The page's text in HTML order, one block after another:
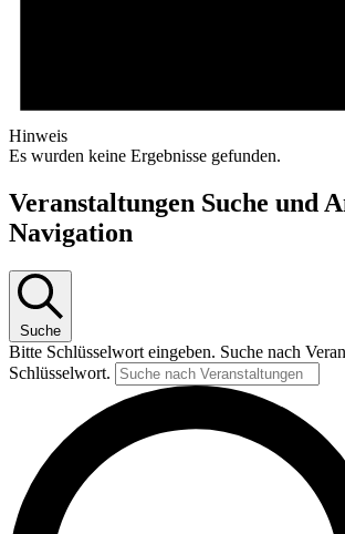
Hinweis
Es wurden keine Ergebnisse gefunden.
Veranstaltungen Suche und
Navigation
Suche
Bitte Schlüsselwort eingeben. Suche nach
Schlüsselwort.